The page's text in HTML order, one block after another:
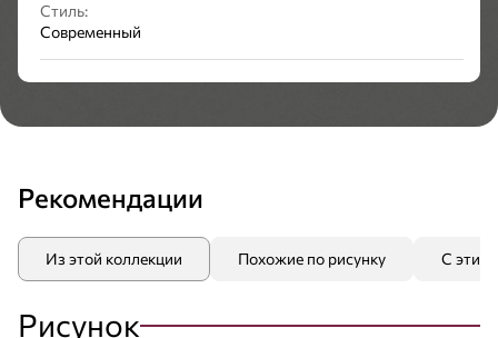
Стиль:
Современный
Рекомендации
Из этой коллекции Похожие по рисунку С этим
Рисунок